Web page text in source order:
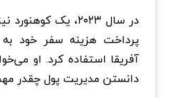
در سال ۲۰۲۳، یک
پرداخت هزینه سفر خود به
آفریقا استفاده کرد. او
دانستن مدیریت پول چقدر